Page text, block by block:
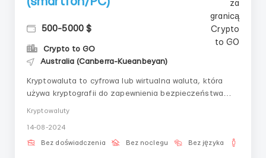
500-5000 $
Crypto to GO
Australia (Canberra-Kueanbeyan)
Kryptowaluta to cyfrowa lub wirtualna waluta, która
używa kryptografii do zapewnienia bezpieczeństwa
ambitnych i odpowiedzialnych pracowników do pracy w
dziedzinie kryptowalut! 🌐💰 To praca zdalna,
Kryptowaluty
14-08-2024
Bez doświadczenia Bez noclegu Bez języka